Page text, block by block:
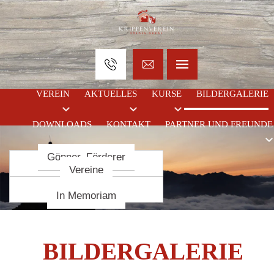
VEREIN
Chronik
Statuten
In Memoriam
AKTUELLES
Termine
KURSE
Krippenbaukurse
Krippenbaumeister
BILDERGALERIE
DOWNLOADS KONTAKT PARTNER UND FREUNDE
Gönner, Förderer
Vereine
BILDERGALERIE